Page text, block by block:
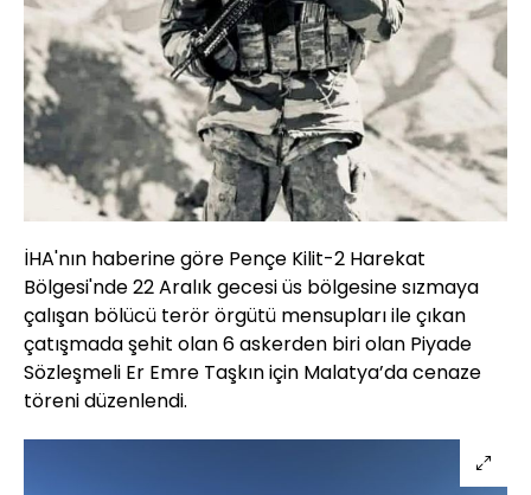
İHA'nın haberine göre Pençe Kilit-2 Harekat
Bölgesi'nde 22 Aralık gecesi üs bölgesine sızmaya
çalışan bölücü terör örgütü mensupları ile çıkan
çatışmada şehit olan 6 askerden biri olan Piyade
Sözleşmeli Er Emre Taşkın için Malatya’da cenaze
töreni düzenlendi.